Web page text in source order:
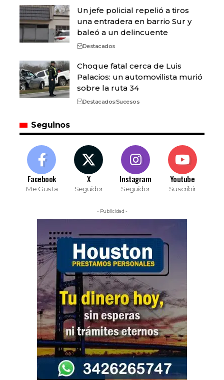
Un jefe policial repelió a tiros
una entradera en barrio Sur y
baleó a un delincuente
Destacados
Choque fatal cerca de Luis
Palacios: un automovilista murió
sobre la ruta 34
DestacadosSucesos
Seguinos
Facebook
Me Gusta
X
Seguidor
Instagram
Seguidor
Youtube
Suscribir
- Publicidad -